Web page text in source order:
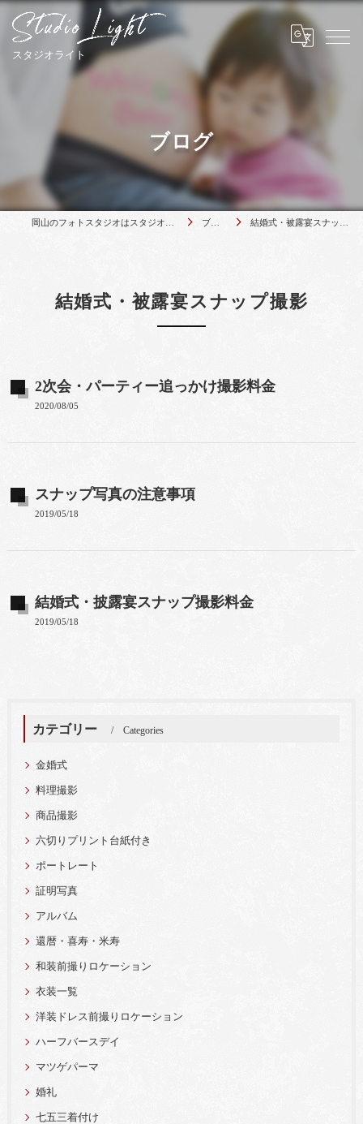
ブログ
ブログ 結婚式・被露宴スナップ撮影
結婚式・被露宴スナップ撮影
2次会・パーティー追っかけ撮影料金
2020/08/05
スナップ写真の注意事項
2019/05/18
結婚式・披露宴スナップ撮影料金
2019/05/18
カテゴリー Categories
金婚式
料理撮影
商品撮影
六切りプリント台紙付き
ポートレート
証明写真
アルバム
還暦・喜寿・米寿
和装前撮りロケーション
衣装一覧
洋装ドレス前撮りロケーション
ハーフバースデイ
マツゲパーマ
婚礼
七五三着付け